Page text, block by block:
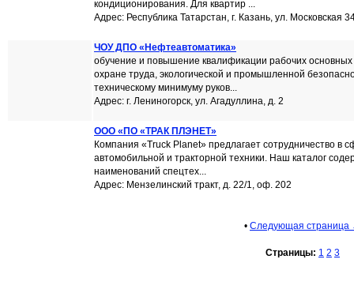
кондиционирования. Для квартир ...
Адрес: Республика Татарстан, г. Казань, ул. Московская
ЧОУ ДПО «Нефтеавтоматика»
обучение и повышение квалификации рабочих
охране труда, экологической и промышленной
техническому минимуму руков...
Адрес: г. Лениногорск, ул. Агадуллина, д. 2
ООО «ПО «ТРАК ПЛЭНЕТ»
Компания «Truck Planet» предлагает сотрудничество в
автомобильной и тракторной техники. Наш каталог
наименований спецтех...
Адрес: Мензелинский тракт, д. 22/1, оф. 202
• Следующая страница
Страницы: 1 2 3